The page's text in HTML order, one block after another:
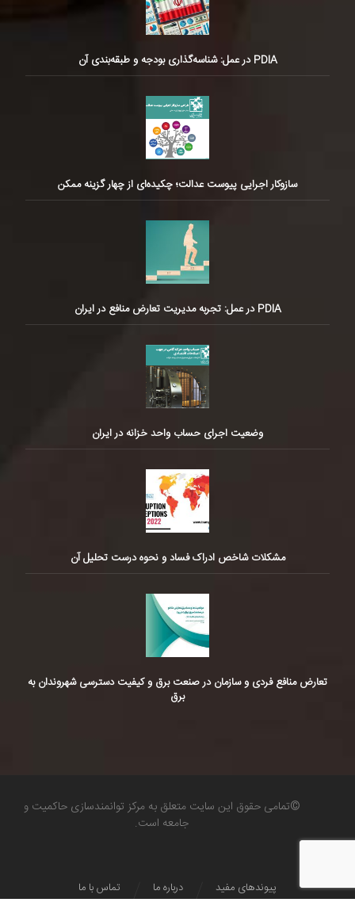
PDIA در عمل: شناسه‌گذاری بودجه و طبقه‌بندی آن
سازوکار اجرایی پیوست عدالت؛ چکیده‌ای از چهار گزینه ممکن
PDIA در عمل: تجربه مدیریت تعارض منافع در ایران
وضعیت اجرای حساب واحد خزانه در ایران
مشکلات شاخص ادراک فساد و نحوه درست تحلیل آن
تعارض منافع فردی و سازمان در صنعت برق و کیفیت دسترسی شهروندان به
برق
©تمامی حقوق این سایت متعلق به مرکز توانمندسازی حاکمیت و
جامعه است.
تماس با ما درباره ما پیوندهای مفید